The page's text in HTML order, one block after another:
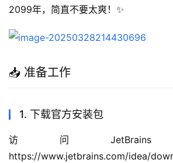
2099年，简直不要太爽！✨
📥 准备工作
1. 下载官方安装包
访问
https://www.jetbrains.com/idea/